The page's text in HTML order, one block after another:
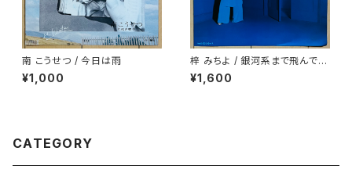
南 こうせつ / 今日は雨
¥1,000
梓 みちよ / 銀河系まで飛んでい
け！
¥1,600
CATEGORY